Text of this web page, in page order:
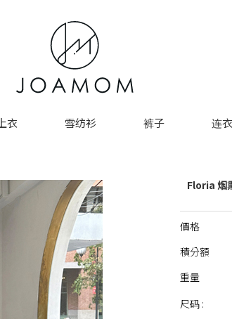
上衣 雪纺衫 裤子 连
Floria 烟
價格
積分額
重量
尺码 :